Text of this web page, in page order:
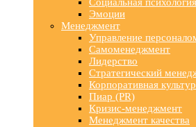
Эмоции
Менеджмент
Управление
Самоменеджмент
Лидерство
Стратегический
Корпоративная
Пиар (PR)
Кризис-менеджмент
Менеджмент качества